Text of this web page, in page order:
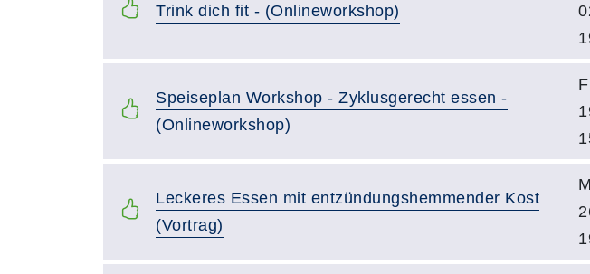
Trink dich fit - (Onlineworkshop)
Speiseplan Workshop - Zyklusgerecht essen -
(Onlineworkshop)
Leckeres Essen mit entzündungshemmender Kost
(Vortrag)